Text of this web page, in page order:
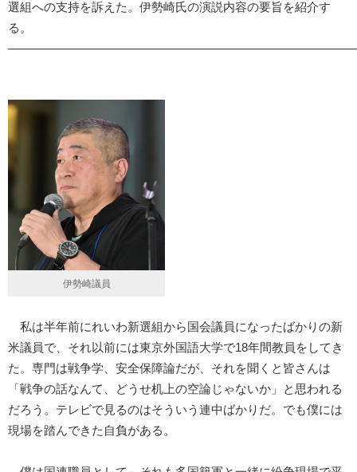
選組への支持を訴えた。伊勢崎氏の演説内容の要旨を紹介す
る。
伊勢崎議員
私は半年前にれいわ新選組から国会議員になったばかりの新
米議員で、それ以前には東京外国語大学で18年間教員をしてき
た。専門は戦争学、安全保障論だが、それを聞くと皆さんは
「戦争の話なんて、どうせ机上の空論じゃないか」と思われる
だろう。テレビで見るのはそういう連中ばかりだ。でも僕には
現場を踏んできた自負がある。